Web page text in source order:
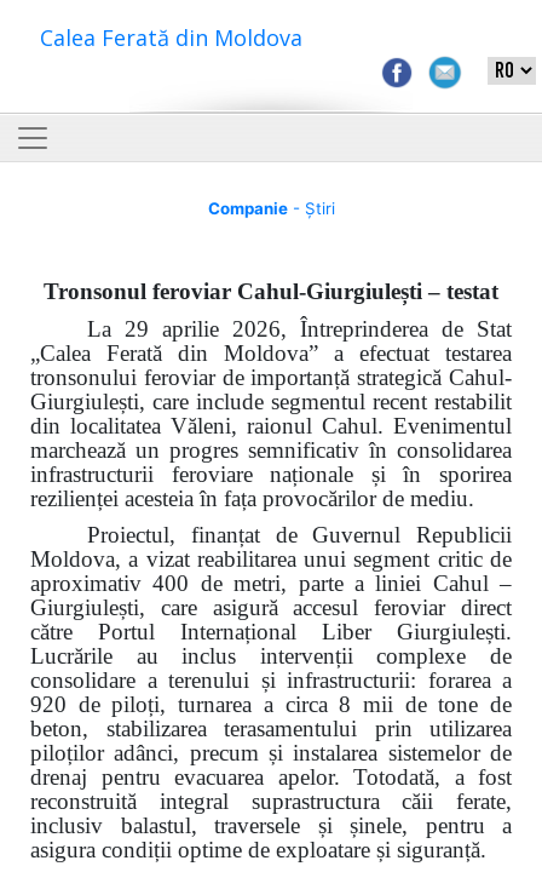
Calea Ferată din Moldova
Companie- Știri
Tronsonul feroviar Cahul-Giurgiulești – testat
La 29 aprilie 2026, Întreprinderea de Stat
„Calea Ferată din Moldova” a efectuat testarea
tronsonului feroviar de importanță strategică Cahul-
Giurgiulești, care include segmentul recent restabilit
din localitatea Văleni, raionul Cahul. Evenimentul
marchează un progres semnificativ în consolidarea
infrastructurii feroviare naționale și în sporirea
rezilienței acesteia în fața provocărilor de mediu.
Proiectul, finanțat de Guvernul Republicii
Moldova, a vizat reabilitarea unui segment critic de
aproximativ 400 de metri, parte a liniei Cahul –
Giurgiulești, care asigură accesul feroviar direct
către Portul Internațional Liber Giurgiulești.
Lucrările au inclus intervenții complexe de
consolidare a terenului și infrastructurii: forarea a
920 de piloți, turnarea a circa 8 mii de tone de
beton, stabilizarea terasamentului prin utilizarea
piloților adânci, precum și instalarea sistemelor de
drenaj pentru evacuarea apelor. Totodată, a fost
reconstruită integral suprastructura căii ferate,
inclusiv balastul, traversele și șinele, pentru a
asigura condiții optime de exploatare și siguranță.